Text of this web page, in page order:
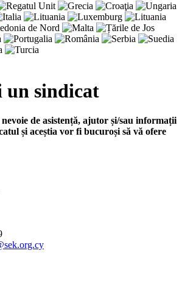
un sindicat
de asistență, ajutor și/sau informații
și aceștia vor fi bucuroși să vă ofere